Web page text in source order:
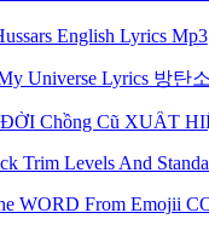
English Lyrics Mp3